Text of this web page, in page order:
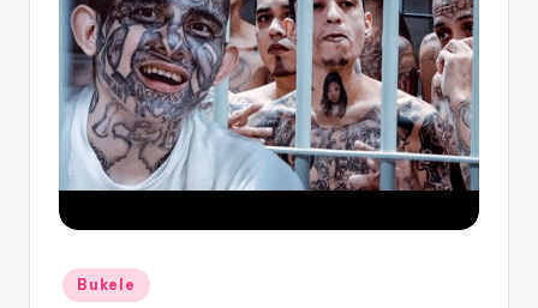
Publicado
en
Bukele